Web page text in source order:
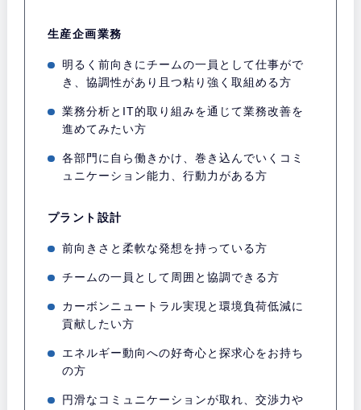
生産企画業務
明るく前向きにチームの一員として仕事がで
き、協調性があり且つ粘り強く取組める方
業務分析とIT的取り組みを通じて業務改善を
進めてみたい方
各部門に自ら働きかけ、巻き込んでいくコミ
ュニケーション能力、行動力がある方
プラント設計
前向きさと柔軟な発想を持っている方
チームの一員として周囲と協調できる方
カーボンニュートラル実現と環境負荷低減に
貢献したい方
エネルギー動向への好奇心と探求心をお持ち
の方
円滑なコミュニケーションが取れ、交渉力や